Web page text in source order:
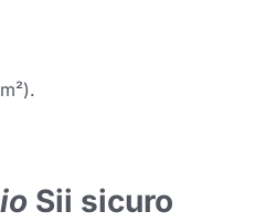
Sii sicuro